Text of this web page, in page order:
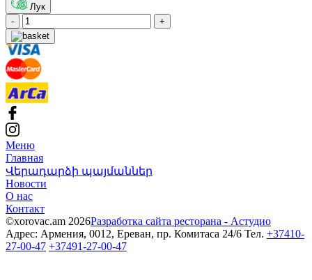
Лук
-
+
Меню
Главная
Վերադարձի պայմաններ
Новости
О нас
Контакт
©xorovac.am 2026Разработка сайта ресторана - Астудио
Адрес: Армения, 0012, Ереван, пр. Комитаса 24/6 Тел. +37410-
27-00-47 +37491-27-00-47